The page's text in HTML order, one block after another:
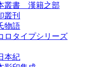
叢書 漢籍之部
叢刊
物語
ロタイプシリーズ
本紀